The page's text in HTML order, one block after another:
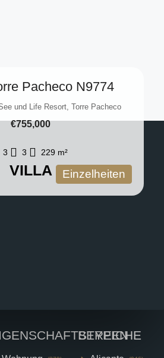
Pacheco N9774
und Life Resort, Torre Pacheco
€755,000
3 3 229 m²
VILLA Einzelheiten
BEREICHE